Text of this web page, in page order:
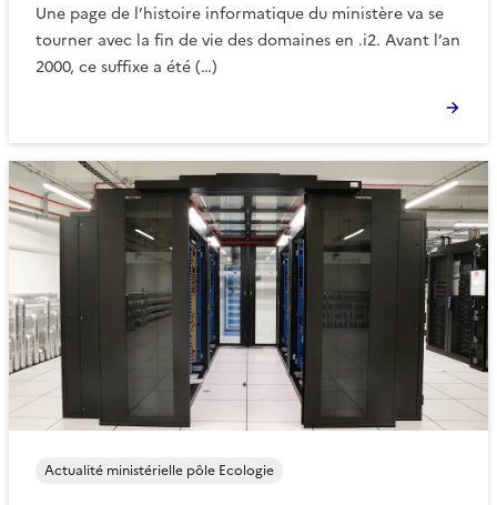
Une page de l’histoire informatique du ministère va se
tourner avec la fin de vie des domaines en .i2. Avant l’an
2000, ce suffixe a été (…)
Actualité ministérielle pôle Ecologie